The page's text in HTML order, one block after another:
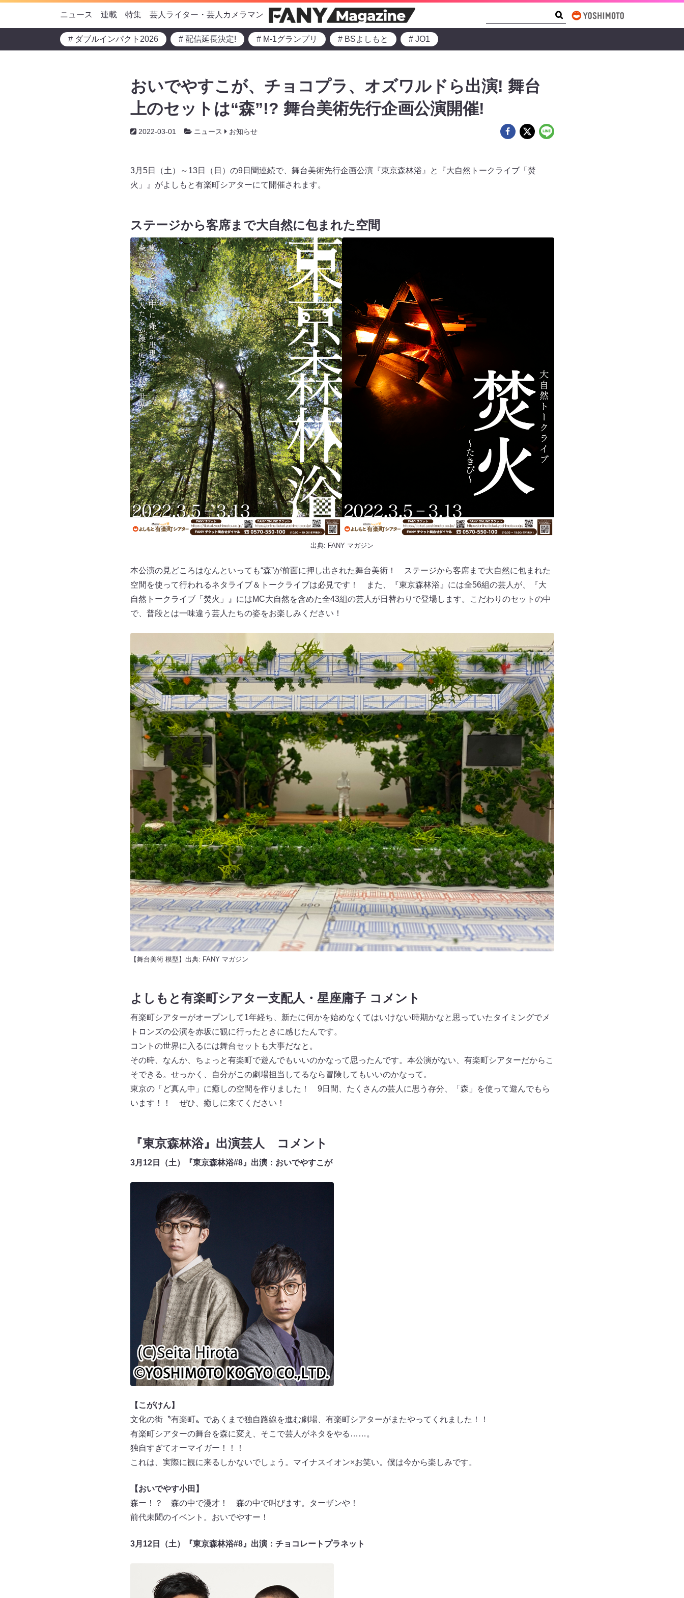
ニュース 連載 特集 芸人ライター・芸人カメラマン
# ダブルインパクト2026 # 配信延長決定! # M-1グランプリ # BSよしもと # JO1
おいでやすこが、チョコプラ、オズワルドら出演! 舞台
上のセットは“森”!? 舞台美術先行企画公演開催!
2022-03-01 ニュース お知らせ
3月5日（土）～13日（日）の9日間連続で、舞台美術先行企画公演『東京森林浴』と『大自然トークライブ「焚
火」』がよしもと有楽町シアターにて開催されます。
ステージから客席まで大自然に包まれた空間
出典: FANY マガジン
本公演の見どころはなんといっても“森”が前面に押し出された舞台美術！ ステージから客席まで大自然に包まれた
空間を使って行われるネタライブ＆トークライブは必見です！ また、『東京森林浴』には全56組の芸人が、『大
自然トークライブ「焚火」』にはMC大自然を含めた全43組の芸人が日替わりで登場します。こだわりのセットの中
で、普段とは一味違う芸人たちの姿をお楽しみください！
【舞台美術 模型】出典: FANY マガジン
よしもと有楽町シアター支配人・星座庸子 コメント
有楽町シアターがオープンして1年経ち、新たに何かを始めなくてはいけない時期かなと思っていたタイミングでメ
トロンズの公演を赤坂に観に行ったときに感じたんです。
コントの世界に入るには舞台セットも大事だなと。
その時、なんか、ちょっと有楽町で遊んでもいいのかなって思ったんです。本公演がない、有楽町シアターだからこ
そできる。せっかく、自分がこの劇場担当してるなら冒険してもいいのかなって。
東京の「ど真ん中」に癒しの空間を作りました！ 9日間、たくさんの芸人に思う存分、「森」を使って遊んでもら
います！！ ぜひ、癒しに来てください！
『東京森林浴』出演芸人 コメント
3月12日（土）『東京森林浴#8』出演：おいでやすこが
【こがけん】
文化の街〝有楽町〟であくまで独自路線を進む劇場、有楽町シアターがまたやってくれました！！
有楽町シアターの舞台を森に変え、そこで芸人がネタをやる……。
独自すぎてオーマイガー！！！
これは、実際に観に来るしかないでしょう。マイナスイオン×お笑い。僕は今から楽しみです。
【おいでやす小田】
森ー！？ 森の中で漫才！ 森の中で叫びます。ターザンや！
前代未聞のイベント。おいでやすー！
3月12日（土）『東京森林浴#8』出演：チョコレートプラネット